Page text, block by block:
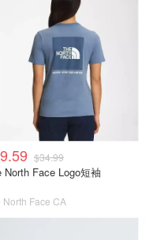
$34.99
North Face Logo短袖
North Face CA